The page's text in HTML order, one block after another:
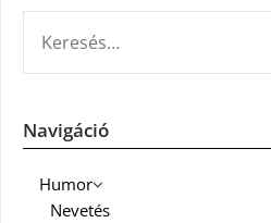
Navigáció
Humor
Nevetés